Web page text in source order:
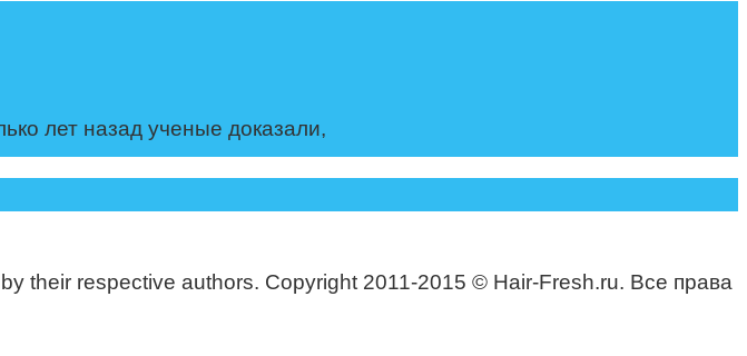
лет назад ученые доказали,
their respective authors. Copyright 2011-2015 © Hair-Fresh.ru. Все права